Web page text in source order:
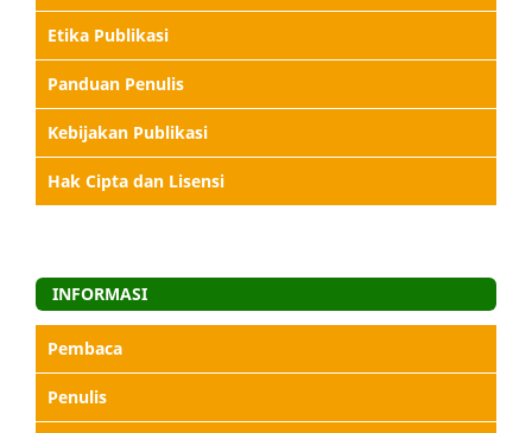
Etika Publikasi
Panduan Penulis
Kebijakan Publikasi
Hak Cipta dan Lisensi
INFORMASI
Pembaca
Penulis